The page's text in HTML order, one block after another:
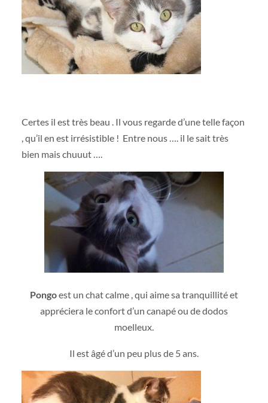
Certes il est très beau . Il vous regarde d’une telle façon
, qu’il en est irrésistible ! Entre nous …. il le sait très
bien mais chuuut ….
Pongoest un chat calme , qui aime sa tranquillité et
appréciera le confort d’un canapé ou de dodos
moelleux.
Il est âgé d’un peu plus de 5 ans.